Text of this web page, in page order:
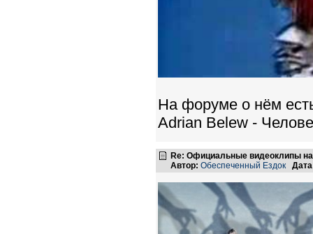
На форуме о нём
Adrian Belew -
Re: Официальные видеоклипы
Автор: Обеспеченный Ездок